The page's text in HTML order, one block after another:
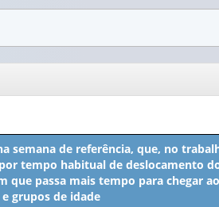
semana de referência, que, no
tempo habitual de deslocamento
passa mais tempo para chegar ao
grupos de idade